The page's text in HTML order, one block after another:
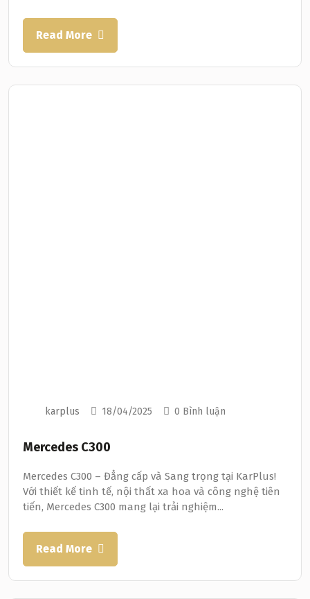
Read More
karplus 18/04/2025 0 Bình luận
Mercedes C300
Mercedes C300 – Đẳng cấp và Sang trọng tại KarPlus!
Với thiết kế tinh tế, nội thất xa hoa và công nghệ tiên
tiến, Mercedes C300 mang lại trải nghiệm...
Read More